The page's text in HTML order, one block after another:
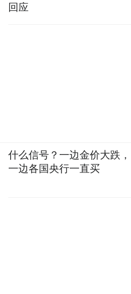
回应
什么信号？一边金价大跌，
一边各国央行一直买